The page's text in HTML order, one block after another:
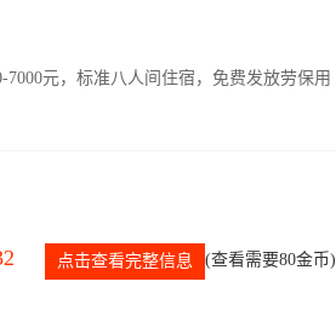
元，标准八人间住宿，免费发放劳保用
点击查看完整信息 (查看需要80金币)